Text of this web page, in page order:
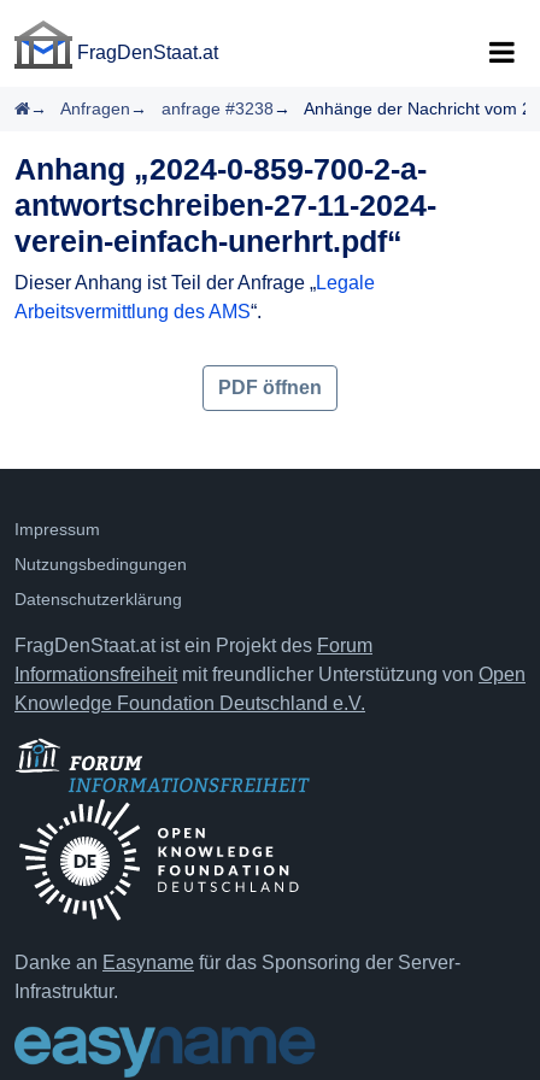
FragDenStaat.at
Startseite
Anfragen anfrage #3238 Anhänge der Nachricht vom
Anhang „2024-0-859-700-2-a-
antwortschreiben-27-11-2024-
verein-einfach-unerhrt.pdf“
Dieser Anhang ist Teil der Anfrage „Legale
Arbeitsvermittlung des AMS“.
PDF öffnen
Impressum
Nutzungsbedingungen
Datenschutzerklärung
FragDenStaat.at ist ein Projekt des Forum
Informationsfreiheitmit freundlicher Unterstützung von Open
Knowledge Foundation Deutschland e.V.
Danke an Easyname für das Sponsoring der Server-
Infrastruktur.